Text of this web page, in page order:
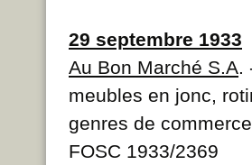
29 septembre 1933
Au Bon Marché S.A
meubles en jonc,
genres de
FOSC 1933/2369